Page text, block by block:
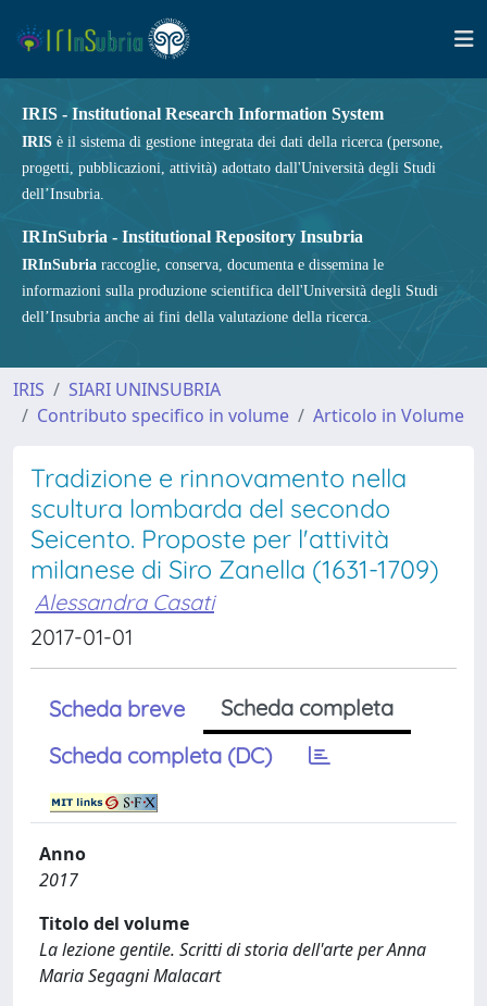
IRIS - Institutional Research Information System
IRIS è il sistema di gestione integrata dei dati della ricerca (persone,
progetti, pubblicazioni, attività) adottato dall'Università degli Studi
dell’Insubria.
IRInSubria - Institutional Repository Insubria
IRInSubria raccoglie, conserva, documenta e dissemina le
informazioni sulla produzione scientifica dell'Università degli Studi
dell’Insubria anche ai fini della valutazione della ricerca.
IRIS
SIARI UNINSUBRIA
Contributo specifico in volume
Articolo in Volume
Tradizione e rinnovamento nella
scultura lombarda del secondo
Seicento. Proposte per l'attività
milanese di Siro Zanella (1631-1709)
Alessandra Casati
2017-01-01
Scheda breve
Scheda completa
Scheda completa (DC)
Anno
2017
Titolo del volume
La lezione gentile. Scritti di storia dell'arte per Anna
Maria Segagni Malacart